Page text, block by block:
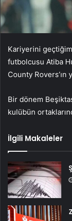
Kariyerini
futbolcusu Atiba
County
Bir dönem
kulübün
İlgili Makaleler